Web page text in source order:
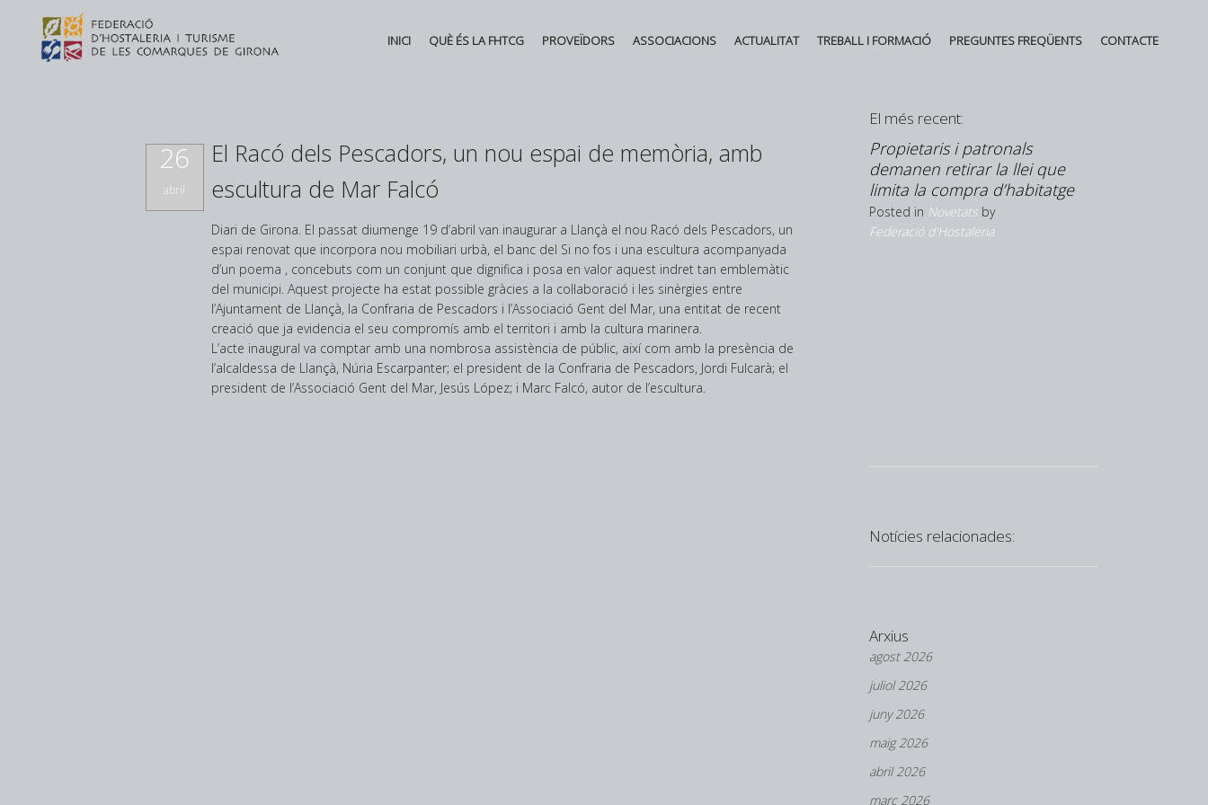
INICI QUÈ ÉS LA FHTCG PROVEÏDORS ASSOCIACIONS ACTUALITAT TREBALL I FORMACIÓ PREGUNTES FREQÜENTS CONTACTE
26
abril
El Racó dels Pescadors, un nou espai de memòria, amb
escultura de Mar Falcó
Diari de Girona. El passat diumenge 19 d’abril van inaugurar a Llançà el nou Racó dels Pescadors, un
espai renovat que incorpora nou mobiliari urbà, el banc del Si no fos i una escultura acompanyada
d’un poema , concebuts com un conjunt que dignifica i posa en valor aquest indret tan emblemàtic
del municipi. Aquest projecte ha estat possible gràcies a la col·laboració i les sinèrgies entre
l’Ajuntament de Llançà, la Confraria de Pescadors i l’Associació Gent del Mar, una entitat de recent
creació que ja evidencia el seu compromís amb el territori i amb la cultura marinera.
L’acte inaugural va comptar amb una nombrosa assistència de públic, així com amb la presència de
l’alcaldessa de Llançà, Núria Escarpanter; el president de la Confraria de Pescadors, Jordi Fulcarà; el
president de l’Associació Gent del Mar, Jesús López; i Marc Falcó, autor de l’escultura.
El més recent:
El mercat laboral gironí
continua creant feina però
cada cop hi ha més sèniors
Posted inNovetats,Principalby
Federació d'Hostaleria
El auge de las bajas laborales
eleva el gasto de la Seguridad
Social hasta casi 10.000
millones en el primer semestre
Posted inNovetats, Principalby
Federació d'Hostaleria
Booking aumenta sus ingresos
un 8% de abril a junio pese a
Federació d'Hostaleria
Propietaris i patronals
demanen retirar la llei que
limita la compra d’habitatge
Posted in Novetats by
Federació d'Hostaleria
Notícies relacionades:
Arxius
agost 2026
juliol 2026
juny 2026
maig 2026
abril 2026
març 2026